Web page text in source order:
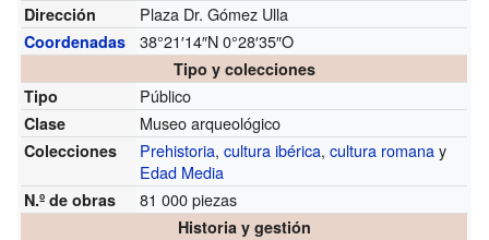
Dirección Plaza Dr. Gómez Ulla
Coordenadas 38°21′14″N0°28′35″O
Tipo y colecciones
Tipo
Público
Clase Museo arqueológico
Colecciones Prehistoria,cultura ibérica,cultura romanay
Edad Media
N.º de obras 81 000 piezas
Historia y gestión